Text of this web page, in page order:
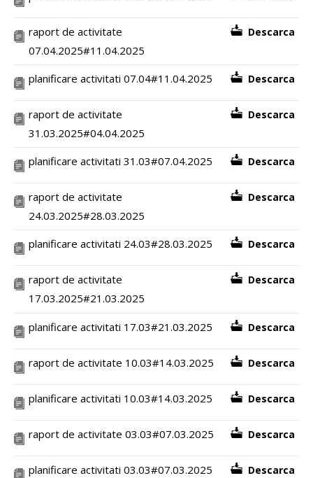
raport de activitate
07.04.2025#11.04.2025
Descarca
planificare activitati 07.04#11.04.2025 Descarca
raport de activitate
31.03.2025#04.04.2025
Descarca
planificare activitati 31.03#07.04.2025 Descarca
raport de activitate
24.03.2025#28.03.2025
Descarca
planificare activitati 24.03#28.03.2025 Descarca
raport de activitate
17.03.2025#21.03.2025
Descarca
planificare activitati 17.03#21.03.2025 Descarca
raport de activitate 10.03#14.03.2025 Descarca
planificare activitati 10.03#14.03.2025 Descarca
raport de activitate 03.03#07.03.2025 Descarca
planificare activitati 03.03#07.03.2025 Descarca